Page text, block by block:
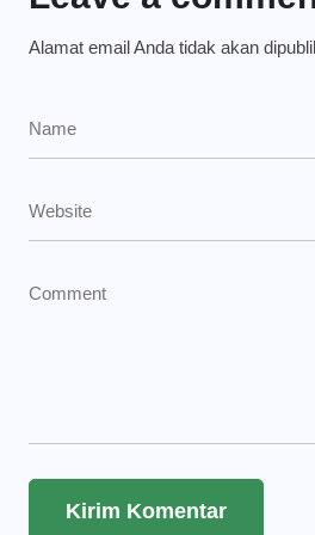
Alamat email Anda tidak akan